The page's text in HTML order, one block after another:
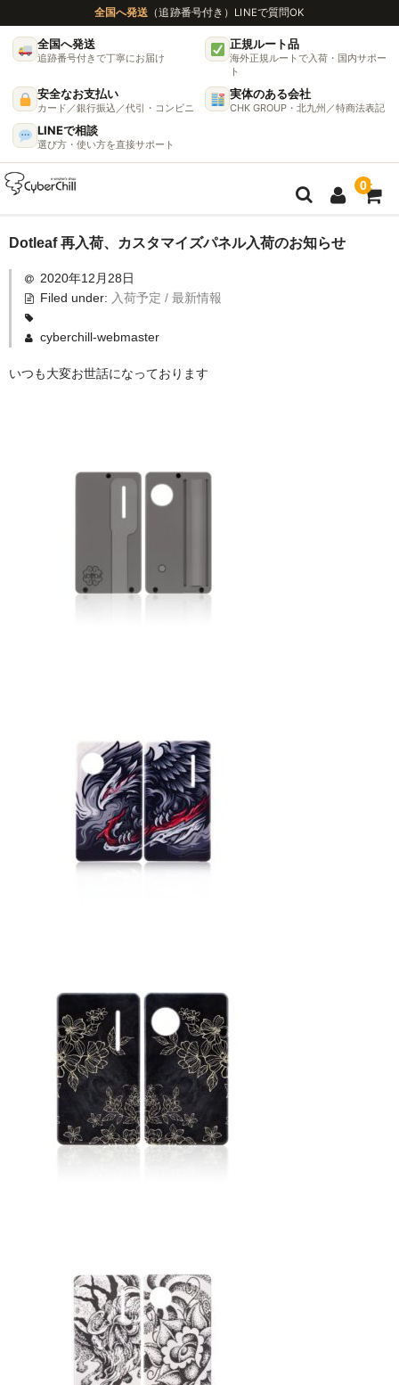
全国へ発送 （追跡番号付き） LINEで質問OK
全国へ発送
追跡番号付きで丁寧にお届け
正規ルート品
海外正規ルートで入荷・国内サポー
ト
安全なお支払い
カード／銀行振込／代引・コンビニ
実体のある会社
CHK GROUP・北九州／特商法表記
LINEで相談
選び方・使い方を直接サポート
0
ガイド
🌫 ヴェポライザー機種比較ガイド
シーシャの始め方
BFG Dani（バッテリー不要ヴェポ）
BFGセット（一式）
Hookahs
Oduman
Kaloud
Khalil Mamoon
VZ
MEXANIKA
Maklaud
Dotleaf 再入荷、カスタマイズパネル入荷のお知らせ
2020年12月28日
Filed under: 入荷予定 / 最新情報
cyberchill-webmaster
いつも大変お世話になっております